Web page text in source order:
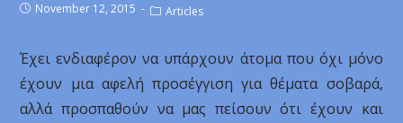
November 12, 2015 Articles
Έχει ενδιαφέρον να υπάρχουν άτομα που όχι μόνο
έχουν μια αφελή προσέγγιση για θέματα σοβαρά,
αλλά προσπαθούν να μας πείσουν ότι έχουν και